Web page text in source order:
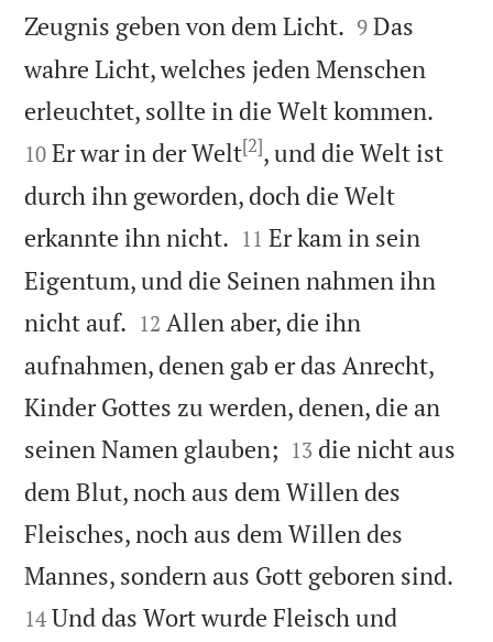
Zeugnis geben von dem Licht. 

9 Das
wahre Licht, welches jeden Menschen
erleuchtet, sollte in die Welt kommen.
10 Er war in der Welt[2], und die Welt ist
durch ihn geworden, doch die Welt
erkannte ihn nicht. 

11 Er kam in sein
Eigentum, und die Seinen nahmen ihn
nicht auf. 

12 Allen aber, die ihn
aufnahmen, denen gab er das Anrecht,
Kinder Gottes zu werden, denen, die an
seinen Namen glauben; 

13 die nicht aus
dem Blut, noch aus dem Willen des
Fleisches, noch aus dem Willen des
Mannes, sondern aus Gott geboren sind.
14 Und das Wort wurde Fleisch und